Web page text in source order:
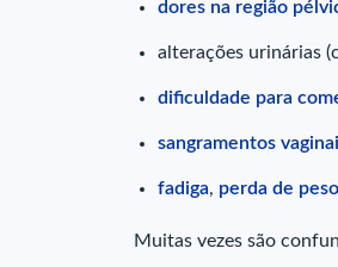
dores na região
alterações urinárias
dificuldade para
sangramentos
fadiga, perda de
Muitas vezes são